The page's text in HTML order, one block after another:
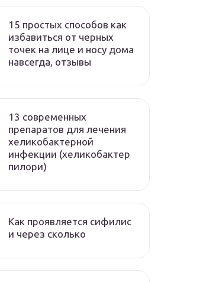
15 простых способов как
избавиться от черных
точек на лице и носу дома
навсегда, отзывы
13 современных
препаратов для лечения
хеликобактерной
инфекции (хеликобактер
пилори)
Как проявляется сифилис
и через сколько